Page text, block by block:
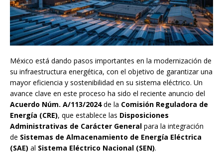
México está dando pasos importantes en la modernización de
su infraestructura energética, con el objetivo de garantizar una
mayor eficiencia y sostenibilidad en su sistema eléctrico. Un
avance clave en este proceso ha sido el reciente anuncio del
Acuerdo Núm. A/113/2024de la Comisión Reguladora de
Energía (CRE), que establece las Disposiciones
Administrativas de Carácter General para la integración
de Sistemas de Almacenamiento de Energía Eléctrica
(SAE) al Sistema Eléctrico Nacional (SEN).